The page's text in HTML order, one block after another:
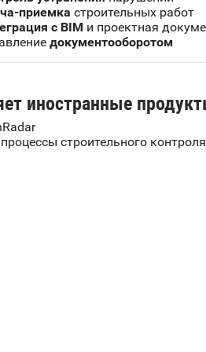
приемка строительных работ
с BIM и проектная
документооборотом
иностранные
строительного контроля